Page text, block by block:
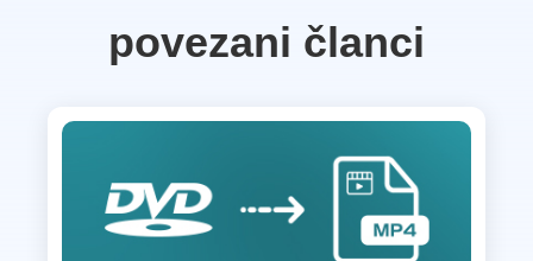
povezani članci